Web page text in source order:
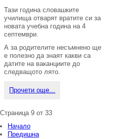
Тази година словашките
училища отварят вратите си за
новата учебна година на 4
септември.
А за родителите несъмнено ще
е полезно да знаят какви са
датите на ваканциите до
следващото лято.
Прочети още...
Страница 9 от 33
Начало
Предишна